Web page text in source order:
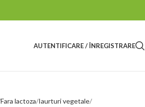
AUTENTIFICARE / ÎNREGISTRARE
Fara lactoza Iaurturi vegetale